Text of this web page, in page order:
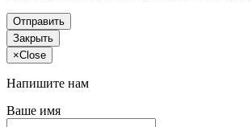
Отправить
Закрыть
×Close
Напишите нам
Ваше имя